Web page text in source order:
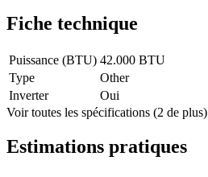
Fiche technique
Puissance (BTU) 42.000 BTU
Type
Other
Inverter
Oui
Voir toutes les spécifications (2 de plus)
Estimations pratiques